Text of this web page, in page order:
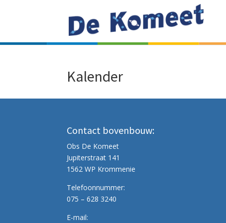
Kalender
Contact bovenbouw:
Obs De Komeet
Jupiterstraat 141
1562 WP Krommenie
Telefoonnummer:
075 – 628 3240
E-mail: